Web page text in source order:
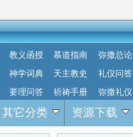
教义函授 慕道指南 弥撒总论
神学词典 天主教史 礼仪问答
要理问答 祈祷手册 弥撒礼仪
其它分类 资源下载